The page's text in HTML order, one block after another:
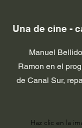
Una de cine -
Manuel
Ramon en el
de Canal Sur,
Haz clic en la im